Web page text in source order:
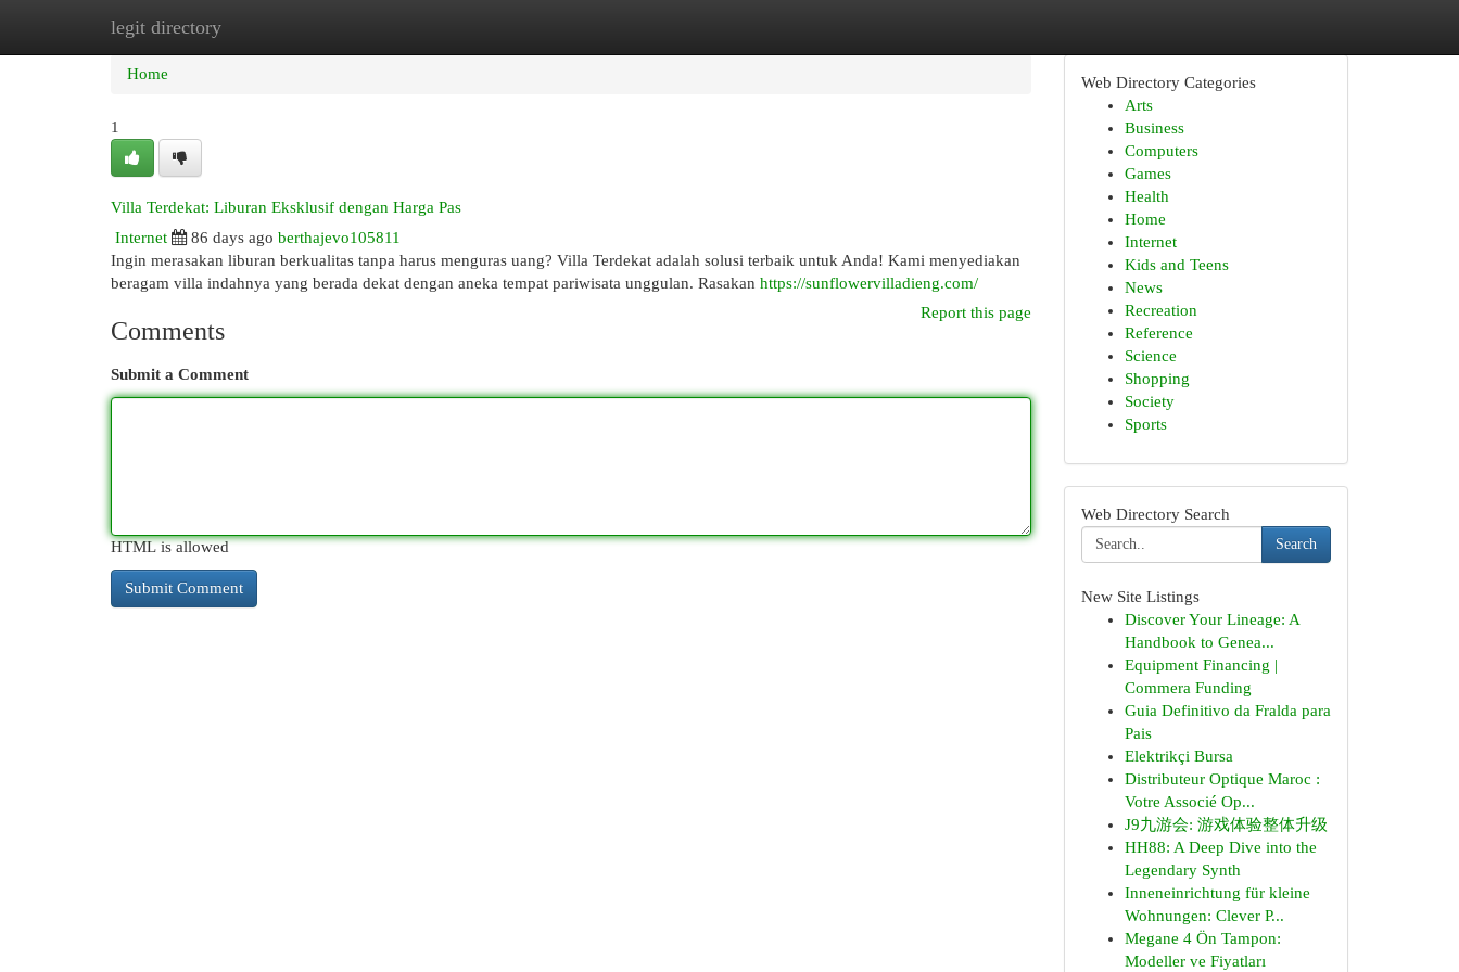
legit directory
Home New Site Listings
Home
1
Villa Terdekat: Liburan Eksklusif dengan Harga Pas
Internet
86 days ago berthajevo105811
Ingin merasakan liburan berkualitas tanpa harus menguras uang? Villa Terdekat adalah solusi terbaik untuk Anda! Kami menyediakan
beragam villa indahnya yang berada dekat dengan aneka tempat pariwisata unggulan. Rasakan https://sunflowervilladieng.com/
Report this page
Comments
Submit a Comment
HTML is allowed
Web Directory Categories
Arts
Business
Computers
Games
Health
Home
Internet
Kids and Teens
News
Recreation
Reference
Science
Shopping
Society
Sports
Web Directory Search
Search
New Site Listings
Discover Your Lineage: A
Handbook to Genea...
Equipment Financing |
Commera Funding
Guia Definitivo da Fralda para
Pais
Elektrikçi Bursa
Distributeur Optique Maroc :
Votre Associé Op...
J9九游会: 游戏体验整体升级
HH88: A Deep Dive into the
Legendary Synth
Inneneinrichtung für kleine
Wohnungen: Clever P...
Megane 4 Ön Tampon:
Modeller ve Fiyatları